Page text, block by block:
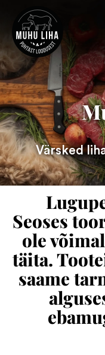
Värsked
Seoses
ole
täita.
saame